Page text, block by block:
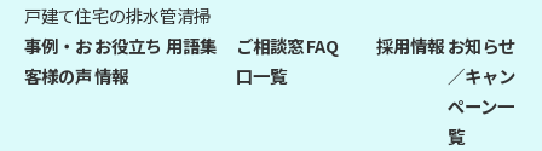
戸建て住宅の排水管清掃
事例・お
客様の声
お役立ち
情報
用語集
ご相談窓
口一覧
FAQ 採用情報お知らせ
／キャン
ペーン一
覧